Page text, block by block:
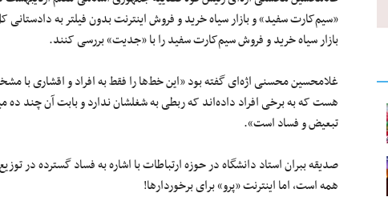
«سیم‌کارت سفید» و بازار سیاه خرید و فروش اینترنت بدون فیلتر به
بازار سیاه خرید و فروش سیم‌کارت سفید را با «جدیت» بررسی کنند.
غلامحسین محسنی اژه‌ای گفته بود «این خط‌ها را فقط به افراد و اقشاری با
هست که به برخی افراد داده‌اند که ربطی به شغلشان ندارد و بابت آن چند ده
تبعیض و فساد است».
صدیقه ببران استاد دانشگاه در حوزه ارتباطات با اشاره به فساد گسترده در
همه است، اما اینترنت «پرو» برای برخوردارها!